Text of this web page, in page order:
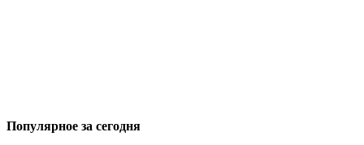
Популярное за сегодня